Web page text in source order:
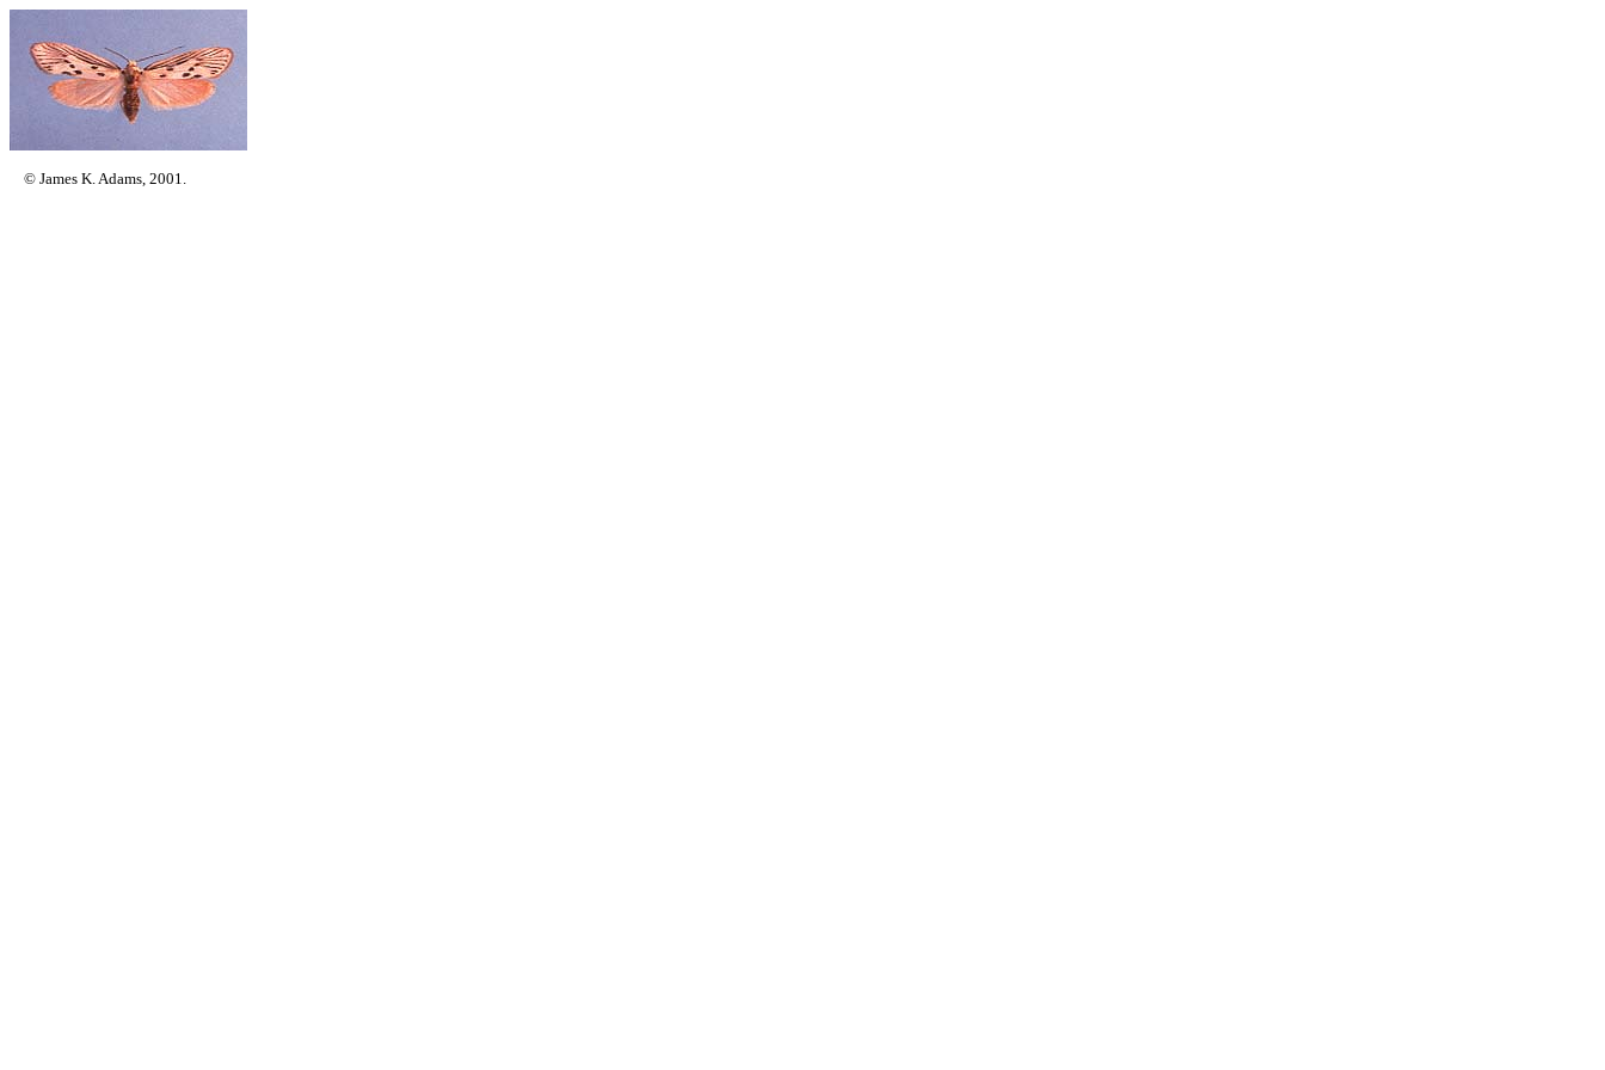
© James K. Adams, 2001.